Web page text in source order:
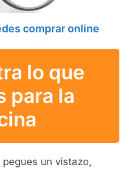
comprar online
lo que
para la
un vistazo,